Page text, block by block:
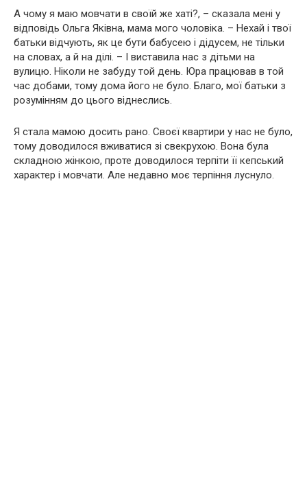
А чому я маю мовчати в своїй же хаті?, – сказала мені у
відповідь Ольга Яківна, мама мого чоловіка. – Нехай і твої
батьки відчують, як це бути бабусею і дідусем, не тільки
на словах, а й на ділі. – І виставила нас з дітьми на
вулицю. Ніколи не забуду той день. Юра працював в той
час добами, тому дома його не було. Благо, мої батьки з
розумінням до цього віднеслись.
Я стала мамою досить рано. Своєї квартири у нас не було,
тому доводилося вживатися зі свекрухою. Вона була
складною жінкою, проте доводилося терпіти її кепський
характер і мовчати. Але недавно моє терпіння луснуло.